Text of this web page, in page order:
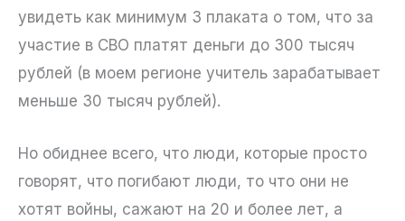
увидеть как минимум 3 плаката о том, что за
участие в СВО платят деньги до 300 тысяч
рублей (в моем регионе учитель зарабатывает
меньше 30 тысяч рублей).
Но обиднее всего, что люди, которые просто
говорят, что погибают люди, то что они не
хотят войны, сажают на 20 и более лет, а